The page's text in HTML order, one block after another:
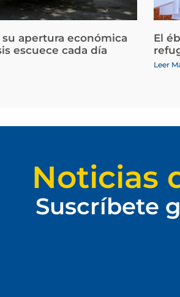
apertura económica
escuece cada día
El
Leer
Noticias
Suscríbete